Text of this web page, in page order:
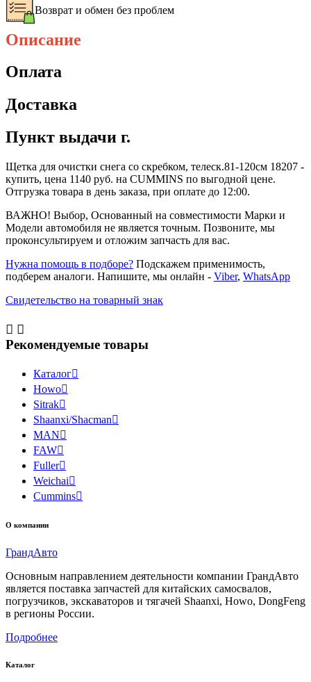
Возврат и обмен без проблем
Описание
Оплата
Доставка
Пункт выдачи г.
Щетка для очистки снега со скребком, телеск.81-120см 18207 -
купить, цена 1140 руб. на CUMMINS по выгодной цене.
Отгрузка товара в день заказа, при оплате до 12:00.
ВАЖНО! Выбор, Основанный на совместимости Марки и
Модели автомобиля не является точным. Позвоните, мы
проконсультируем и отложим запчасть для вас.
Нужна помощь в подборе? Подскажем применимость,
подберем аналоги. Напишите, мы онлайн - Viber, WhatsApp
Свидетельство на товарный знак
 
Рекомендуемые товары
Каталог
Howo
Sitrak
Shaanxi/Shacman
MAN
FAW
Fuller
Weichai
Cummins
О компании
ГрандАвто
Основным направлением деятельности компании ГрандАвто
является поставка запчастей для китайских самосвалов,
погрузчиков, экскаваторов и тягачей Shaanxi, Howo, DongFeng
в регионы России.
Подробнее
Каталог